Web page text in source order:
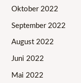
Oktober 2022
September 2022
August 2022
Juni 2022
Mai 2022